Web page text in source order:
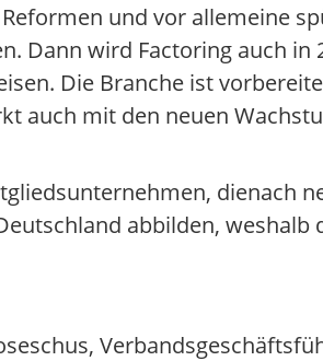
und vor allemeine
Dann wird Factoring auch in
Die Branche ist
auch mit den neuen
dienach
abbilden, weshalb